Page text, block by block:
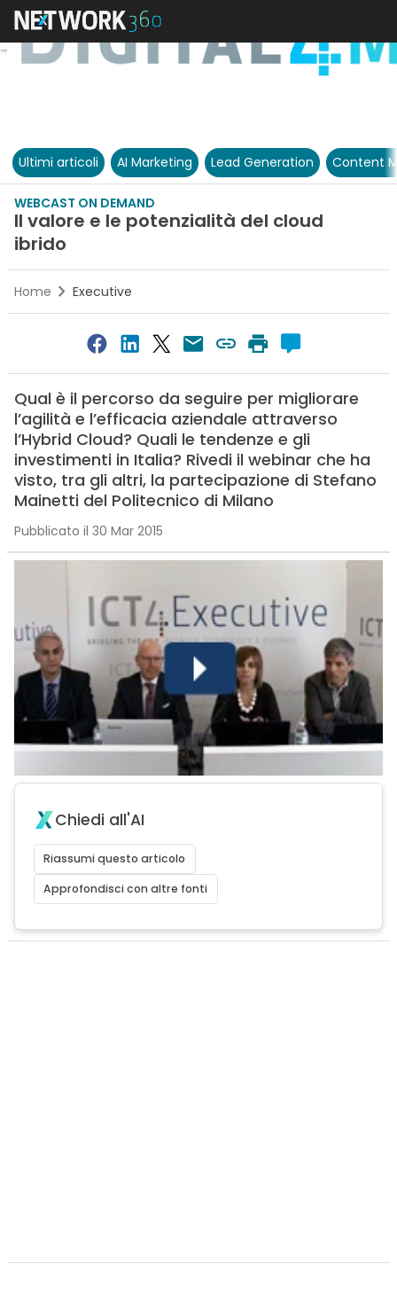
Ultimi articoli AI Marketing Lead Generation Content
WEBCAST ON DEMAND
Il valore e le potenzialità del cloud
ibrido
Home Executive
Qual è il percorso da seguire per migliorare
l’agilità e l’efficacia aziendale attraverso
l’Hybrid Cloud? Quali le tendenze e gli
investimenti in Italia? Rivedi il webinar che ha
visto, tra gli altri, la partecipazione di Stefano
Mainetti del Politecnico di Milano
Pubblicato il 30 Mar 2015
Chiedi all'AI
Riassumi questo articolo
Approfondisci con altre fonti